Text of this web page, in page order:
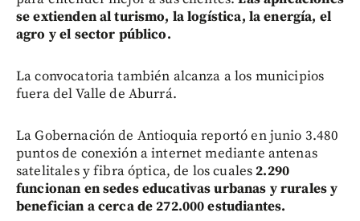
se extienden al turismo, la logística, la energía, el
agro y el sector público.
La convocatoria también alcanza a los municipios
fuera del Valle de Aburrá.
La Gobernación de Antioquia reportó en junio 3.480
puntos de conexión a internet mediante antenas
satelitales y fibra óptica, de los cuales2.290
funcionan en sedes educativas urbanas y rurales y
benefician a cerca de 272.000 estudiantes.